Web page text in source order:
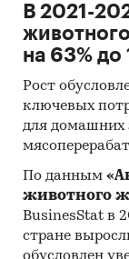
Уровень
декабрю
общей
Инфляция
общей
Инфляция
общей
В 2021-
на 63% до
Рост
ключевых
для
По данным
животного
BusinesStat в
стране
обусловлен